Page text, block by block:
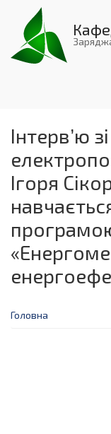
Перейти
основного
вмісту
Інтервʼю
Ігоря
Головна